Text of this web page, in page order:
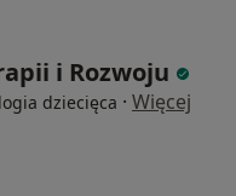
i Rozwoju
dziecięca · Więcej